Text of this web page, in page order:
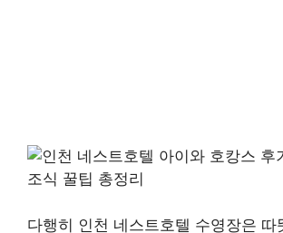
다행히 인천 네스트호텔 수영장은 따